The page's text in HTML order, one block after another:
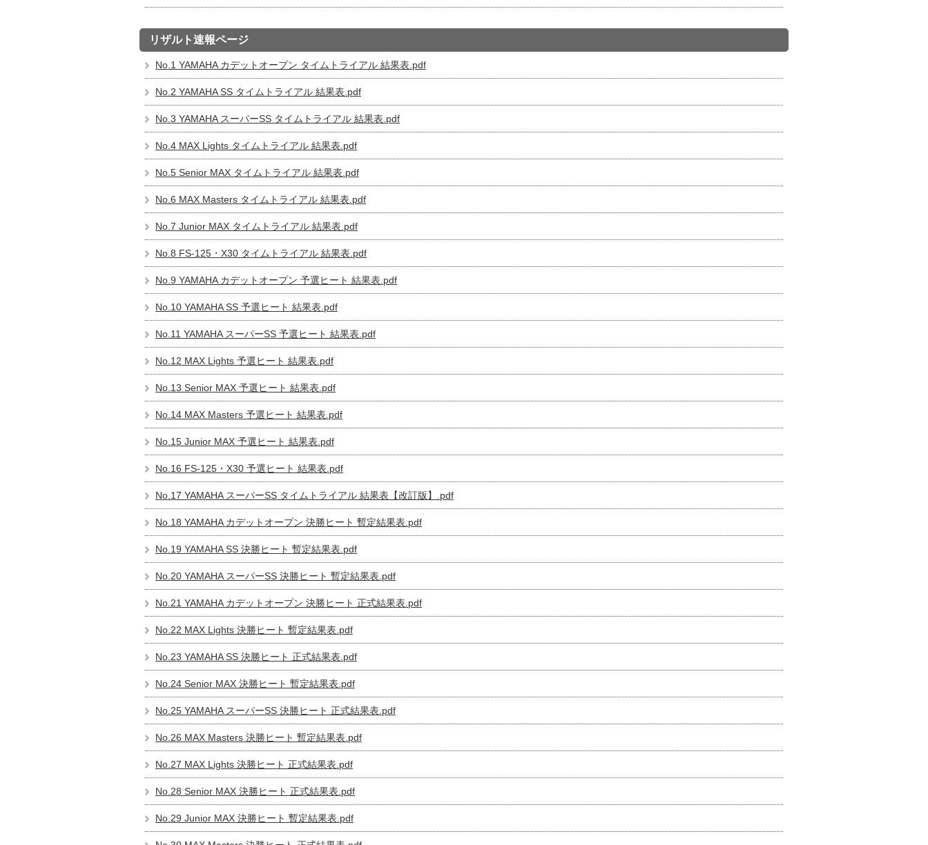
リザルト速報ページ
No.1 YAMAHA カデットオープン タイムトライアル 結果表.pdf
No.2 YAMAHA SS タイムトライアル 結果表.pdf
No.3 YAMAHA スーパーSS タイムトライアル 結果表.pdf
No.4 MAX Lights タイムトライアル 結果表.pdf
No.5 Senior MAX タイムトライアル 結果表.pdf
No.6 MAX Masters タイムトライアル 結果表.pdf
No.7 Junior MAX タイムトライアル 結果表.pdf
No.8 FS-125・X30 タイムトライアル 結果表.pdf
No.9 YAMAHA カデットオープン 予選ヒート 結果表.pdf
No.10 YAMAHA SS 予選ヒート 結果表.pdf
No.11 YAMAHA スーパーSS 予選ヒート 結果表.pdf
No.12 MAX Lights 予選ヒート 結果表.pdf
No.13 Senior MAX 予選ヒート 結果表.pdf
No.14 MAX Masters 予選ヒート 結果表.pdf
No.15 Junior MAX 予選ヒート 結果表.pdf
No.16 FS-125・X30 予選ヒート 結果表.pdf
No.17 YAMAHA スーパーSS タイムトライアル 結果表【改訂版】.pdf
No.18 YAMAHA カデットオープン 決勝ヒート 暫定結果表.pdf
No.19 YAMAHA SS 決勝ヒート 暫定結果表.pdf
No.20 YAMAHA スーパーSS 決勝ヒート 暫定結果表.pdf
No.21 YAMAHA カデットオープン 決勝ヒート 正式結果表.pdf
No.22 MAX Lights 決勝ヒート 暫定結果表.pdf
No.23 YAMAHA SS 決勝ヒート 正式結果表.pdf
No.24 Senior MAX 決勝ヒート 暫定結果表.pdf
No.25 YAMAHA スーパーSS 決勝ヒート 正式結果表.pdf
No.26 MAX Masters 決勝ヒート 暫定結果表.pdf
No.27 MAX Lights 決勝ヒート 正式結果表.pdf
No.28 Senior MAX 決勝ヒート 正式結果表.pdf
No.29 Junior MAX 決勝ヒート 暫定結果表.pdf